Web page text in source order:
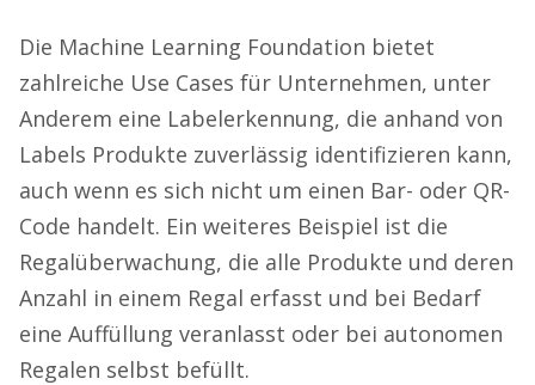
Die Machine Learning Foundation bietet
zahlreiche Use Cases für Unternehmen, unter
Anderem eine Labelerkennung, die anhand von
Labels Produkte zuverlässig identifizieren kann,
auch wenn es sich nicht um einen Bar- oder QR-
Code handelt. Ein weiteres Beispiel ist die
Regalüberwachung, die alle Produkte und deren
Anzahl in einem Regal erfasst und bei Bedarf
eine Auffüllung veranlasst oder bei autonomen
Regalen selbst befüllt.